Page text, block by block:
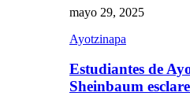
mayo 29, 2025
Ayotzinapa
Estudiantes de
Sheinbaum